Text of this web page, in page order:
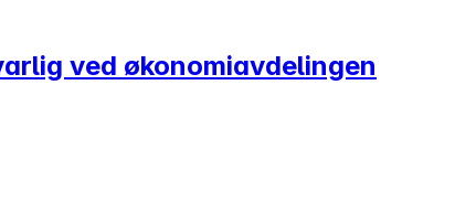
ved økonomiavdelingen